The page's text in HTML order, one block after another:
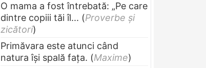
O mama a fost întrebată: „Pe care
dintre copiii tăi îl... (Proverbe și
zicători)
Primăvara este atunci când
natura își spală fața. (Maxime)